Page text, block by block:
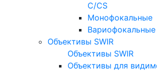
C/CS
Монофокальные
Вариофокальные
Объективы SWIR
Объективы SWIR
Объективы для